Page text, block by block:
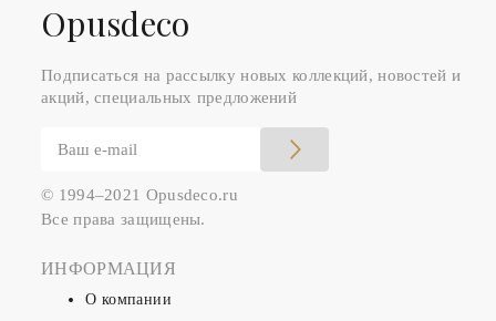
Оpusdeco
Подписаться на рассылку новых коллекций, новостей и
акций, специальных предложений
© 1994–2021 Opusdeco.ru
Все права защищены.
ИНФОРМАЦИЯ
О компании